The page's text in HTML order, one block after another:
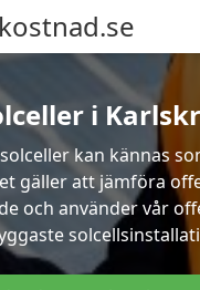
i
kan kännas
gäller att jämföra
och använder vår